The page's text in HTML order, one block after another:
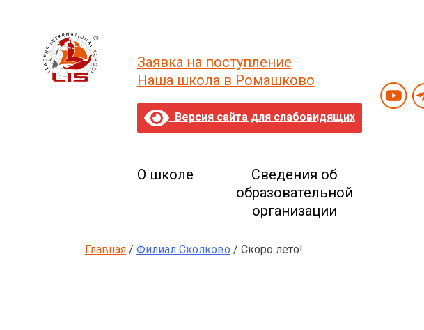
Заявка на поступление
Наша школа в Ромашково
Версия сайта для слабовидящих
О школе
Сведения об
образовательной
организации
Главная / Филиал Сколково / Скоро лето!